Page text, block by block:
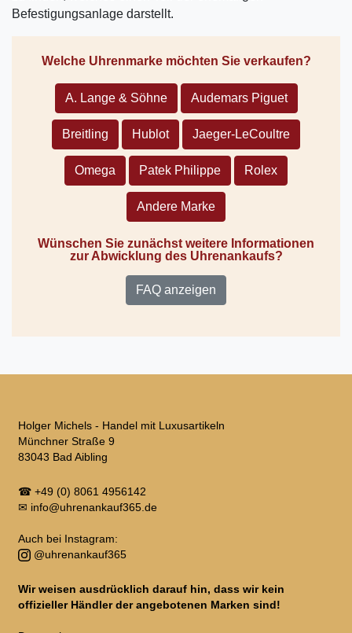
Befestigungsanlage darstellt.
Welche Uhrenmarke möchten Sie verkaufen?
A. Lange & Söhne Audemars Piguet
Breitling Hublot Jaeger-LeCoultre
Omega Patek Philippe Rolex
Andere Marke
Wünschen Sie zunächst weitere Informationen
zur Abwicklung des Uhrenankaufs?
FAQ anzeigen
Holger Michels - Handel mit Luxusartikeln
Münchner Straße 9
83043 Bad Aibling
☎ +49 (0) 8061 4956142
✉ info@uhrenankauf365.de
Auch bei Instagram:
@uhrenankauf365
Wir weisen ausdrücklich darauf hin, dass wir kein
offizieller Händler der angebotenen Marken sind!